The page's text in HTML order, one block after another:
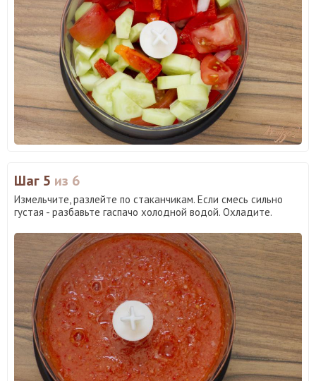
Шаг 5 из 6
Измельчите, разлейте по стаканчикам. Если смесь сильно
густая - разбавьте гаспачо холодной водой. Охладите.